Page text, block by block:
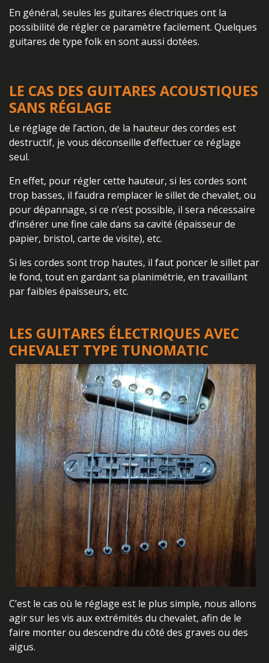
En général, seules les guitares électriques ont la
possibilité de régler ce paramètre facilement. Quelques
guitares de type folk en sont aussi dotées.
LE CAS DES GUITARES ACOUSTIQUES
SANS RÉGLAGE
Le réglage de l’action, de la hauteur des cordes est
destructif, je vous déconseille d’effectuer ce réglage
seul.
En effet, pour régler cette hauteur, si les cordes sont
trop basses, il faudra remplacer le sillet de chevalet, ou
pour dépannage, si ce n’est possible, il sera nécessaire
d’insérer une fine cale dans sa cavité (épaisseur de
papier, bristol, carte de visite), etc.
Si les cordes sont trop hautes, il faut poncer le sillet par
le fond, tout en gardant sa planimétrie, en travaillant
par faibles épaisseurs, etc.
LES GUITARES ÉLECTRIQUES AVEC
CHEVALET TYPE TUNOMATIC
C’est le cas où le réglage est le plus simple, nous allons
agir sur les vis aux extrémités du chevalet, afin de le
faire monter ou descendre du côté des graves ou des
aigus.